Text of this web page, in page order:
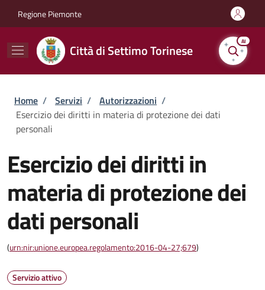
Regione Piemonte
Città di Settimo Torinese
AI
Briciole di pane
Home / Servizi / Autorizzazioni /
Esercizio dei diritti in materia di protezione dei dati
personali
Esercizio dei diritti in
materia di protezione dei
dati personali
(urn:nir:unione.europea.regolamento:2016-04-27;679)
Servizio attivo